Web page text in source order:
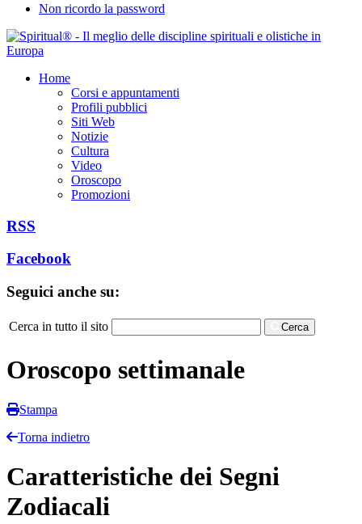
Non ricordo la password
Home
Corsi e appuntamenti
Profili pubblici
Siti Web
Notizie
Cultura
Video
Oroscopo
Promozioni
RSS
Facebook
Seguici anche su:
Cerca in tutto il sito Cerca
Oroscopo settimanale
Stampa
Torna indietro
Caratteristiche dei Segni
Zodiacali